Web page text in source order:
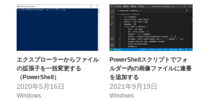
エクスプローラーからファイル
の拡張子を一括変更する
（PowerShell）
2020年5月16日
Windows
PowerShellスクリプトでフォ
ルダー内の画像ファイルに連番
を追加する
2021年9月19日
Windows